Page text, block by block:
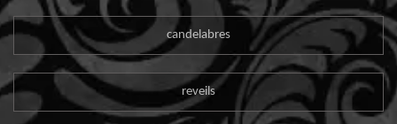
candelabres
reveils